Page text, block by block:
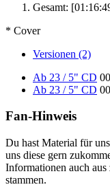
Gesamt:
* Cover
Versionen (2)
Ab 23 / 5" CD
Ab 23 / 5" CD
Fan-Hinweis
Du hast Material für
uns diese gern
Informationen auch
stammen.